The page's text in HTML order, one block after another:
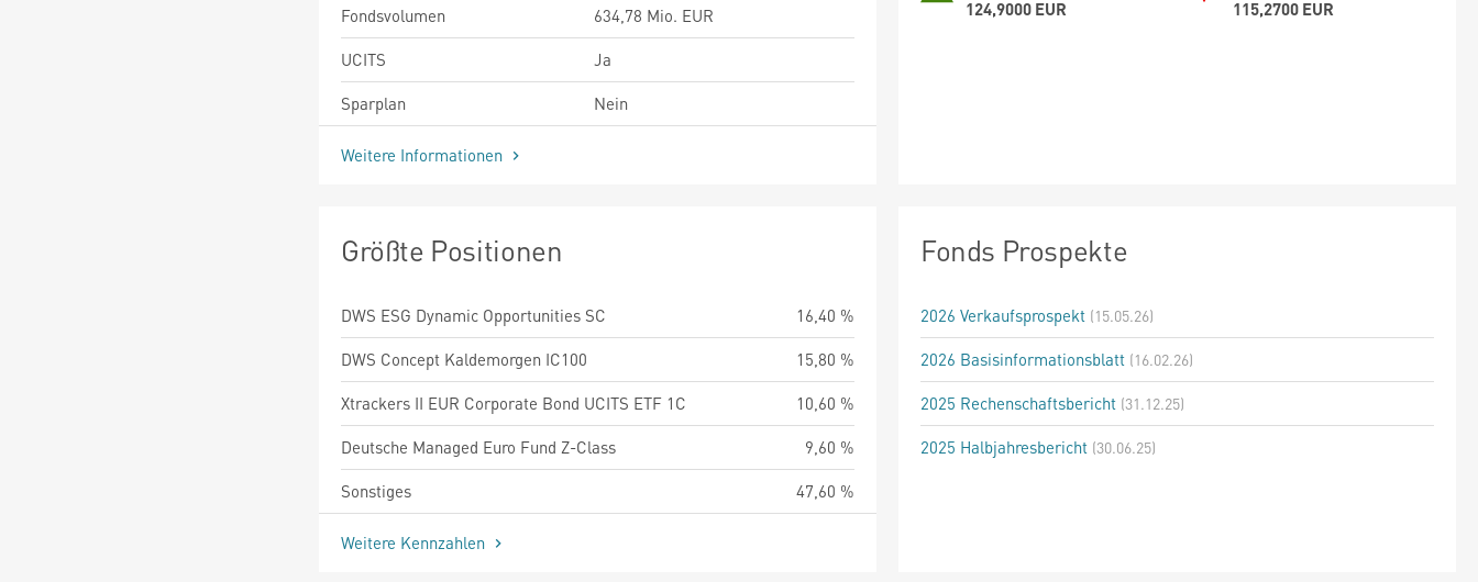
Fondsvolumen
634,78 Mio. EUR
UCITS
Ja
Sparplan
Nein
Weitere Informationen
124,9000 EUR
115,2700 EUR
Größte Positionen
DWS ESG Dynamic Opportunities SC
16,40 %
DWS Concept Kaldemorgen IC100
15,80 %
Xtrackers II EUR Corporate Bond UCITS ETF 1C
10,60 %
Deutsche Managed Euro Fund Z-Class
9,60 %
Sonstiges
47,60 %
Weitere Kennzahlen
Fonds Prospekte
2026 Verkaufsprospekt (15.05.26)
2026 Basisinformationsblatt (16.02.26)
2025 Rechenschaftsbericht (31.12.25)
2025 Halbjahresbericht (30.06.25)